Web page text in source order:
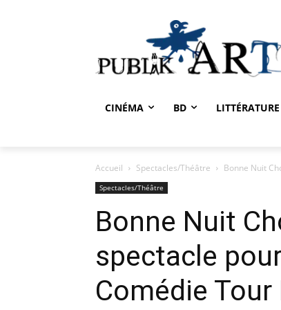
CINÉMA BD LITTÉRATURE
Accueil Spectacles/Théâtre Bonne Nuit
Spectacles/Théâtre
Bonne Nuit
spectacle
Comédie Tour